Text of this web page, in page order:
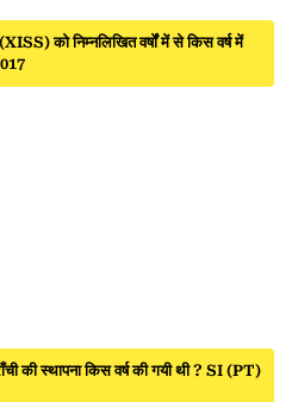
को निम्नलिखित वर्षों में से किस वर्ष में
की स्थापना किस वर्ष की गयी थी ? SI (PT)